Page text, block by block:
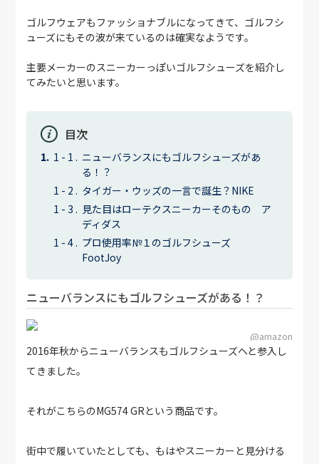
ゴルフウェアもファッショナブルになってきて、ゴルフシ
ューズにもその波が来ているのは確実なようです。
主要メーカーのスニーカーっぽいゴルフシューズを紹介し
てみたいと思います。
目次
ニューバランスにもゴルフシューズがあ
る！？
タイガー・ウッズの一言で誕生？NIKE
見た目はローテクスニーカーそのもの ア
ディダス
プロ使用率№１のゴルフシューズ
FootJoy
ニューバランスにもゴルフシューズがある！？
@amazon
2016年秋からニューバランスもゴルフシューズへと参入し
てきました。
それがこちらのMG574 GRという商品です。
街中で履いていたとしても、もはやスニーカーと見分ける